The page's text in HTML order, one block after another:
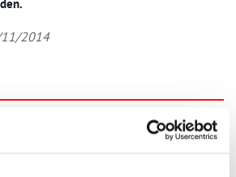
2014
van de mooiste verhalen en het